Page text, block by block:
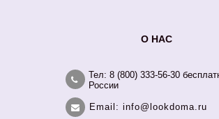
О НАС
Тел: 8 (800) 333-56-30
России
Email: info@lookdoma.ru